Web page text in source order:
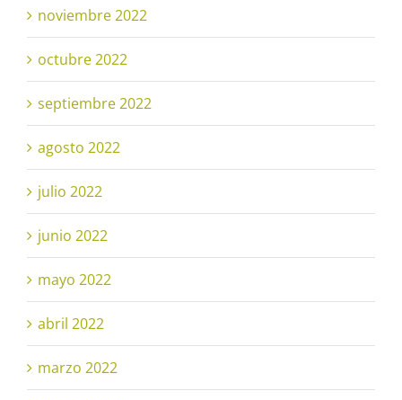
noviembre 2022
octubre 2022
septiembre 2022
agosto 2022
julio 2022
junio 2022
mayo 2022
abril 2022
marzo 2022